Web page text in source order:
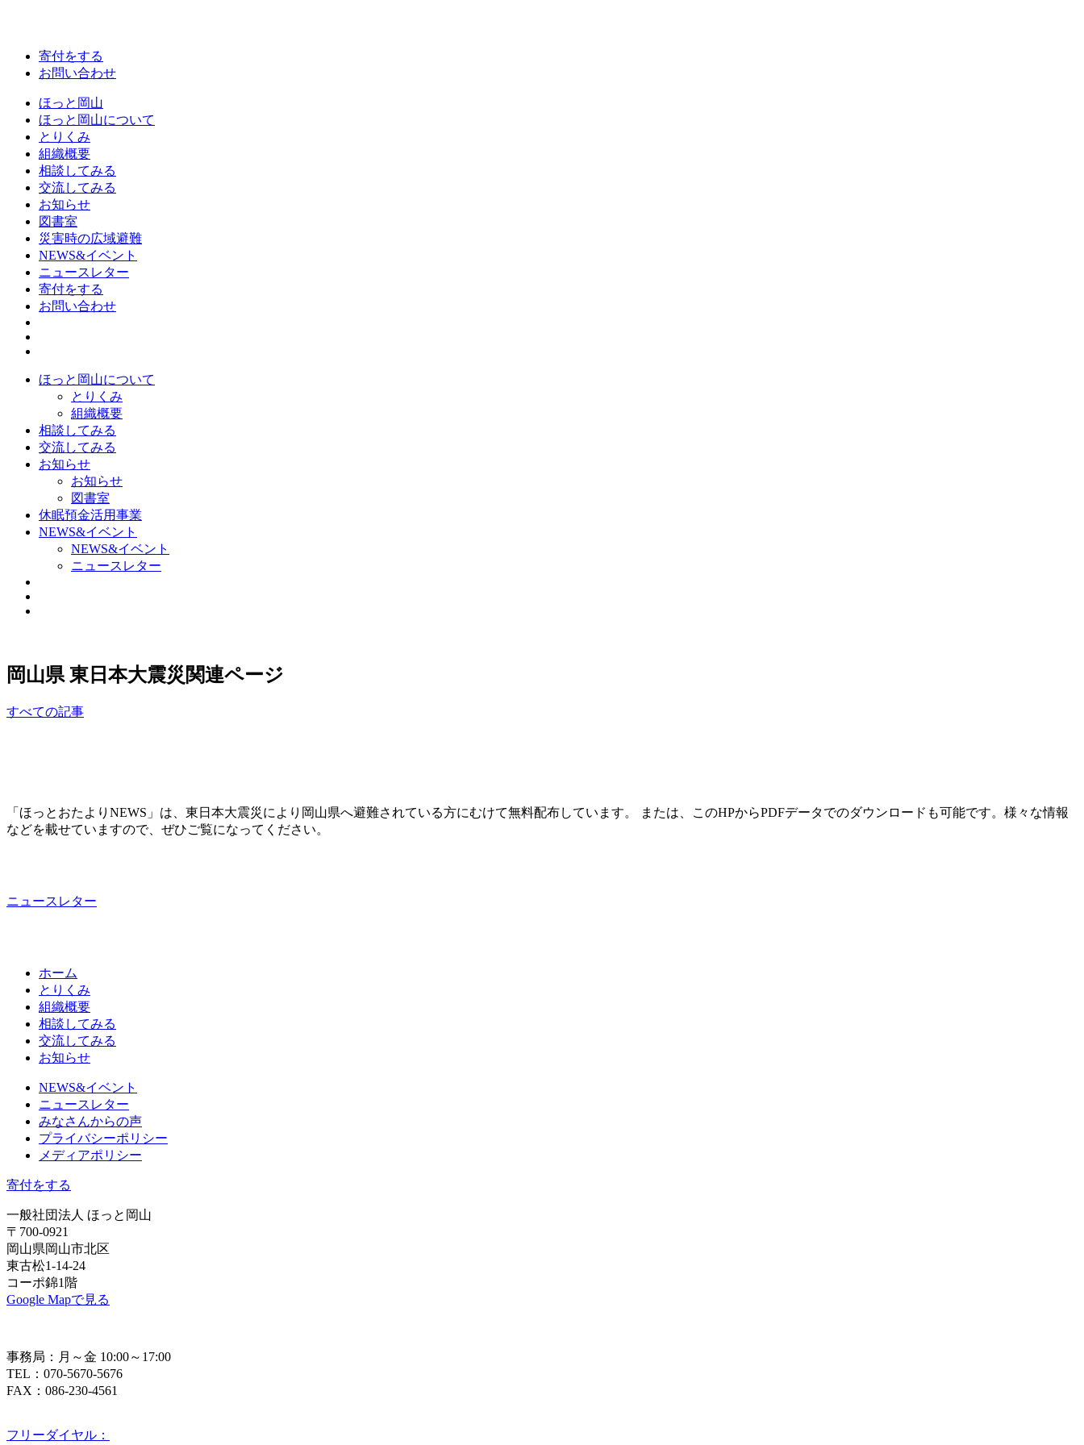
寄付をする
お問い合わせ
ほっと岡山
ほっと岡山について
とりくみ
組織概要
相談してみる
交流してみる
お知らせ
図書室
災害時の広域避難
NEWS&イベント
ニュースレター
寄付をする
お問い合わせ
ほっと岡山について
とりくみ
組織概要
相談してみる
交流してみる
お知らせ
お知らせ
図書室
休眠預金活用事業
NEWS&イベント
NEWS&イベント
ニュースレター
岡山県 東日本大震災関連ページ
すべての記事
「ほっとおたよりNEWS」は、東日本大震災により岡山県へ避難されている方にむけて無料配布しています。 または、このHPからPDFデータでのダウンロードも可能です。様々な情報
などを載せていますので、ぜひご覧になってください。
ニュースレター
ホーム
とりくみ
組織概要
相談してみる
交流してみる
お知らせ
NEWS&イベント
ニュースレター
みなさんからの声
プライバシーポリシー
メディアポリシー
寄付をする
一般社団法人 ほっと岡山
〒700-0921
岡山県岡山市北区
東古松1-14-24
コーポ錦1階
Google Mapで見る
事務局：月～金 10:00～17:00
TEL：070-5670-5676
FAX：086-230-4561
フリーダイヤル：